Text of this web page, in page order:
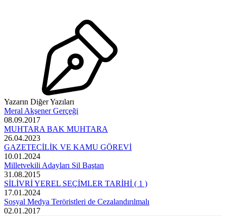
Yazarın Diğer Yazıları
Meral Akşener Gerçeği
08.09.2017
MUHTARA BAK MUHTARA
26.04.2023
GAZETECİLİK VE KAMU GÖREVİ
10.01.2024
Milletvekili Adayları Sil Baştan
31.08.2015
SİLİVRİ YEREL SEÇİMLER TARİHİ ( 1 )
17.01.2024
Sosyal Medya Teröristleri de Cezalandırılmalı
02.01.2017